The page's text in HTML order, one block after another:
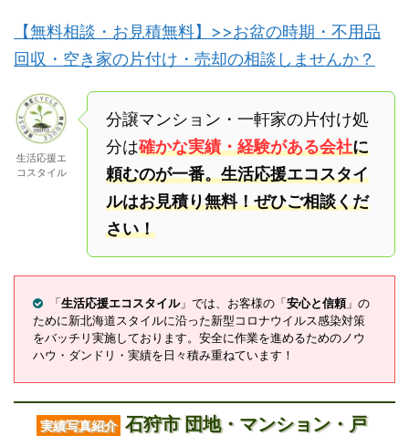
【無料相談・お見積無料】>>お盆の時期・不用品
回収・空き家の片付け・売却の相談しませんか？
生活応援エ
コスタイル
分譲マンション・一軒家の片付け処
分は確かな実績・経験がある会社に
頼むのが一番。生活応援エコスタイ
ルはお見積り無料！ぜひご相談くだ
さい！
「生活応援エコスタイル」では、お客様の「安心と信頼」の
ために新北海道スタイルに沿った新型コロナウイルス感染対策
をバッチリ実施しております。安全に作業を進めるためのノウ
ハウ・ダンドリ・実績を日々積み重ねています！
実績写真紹介 石狩市 団地・マンション・戸